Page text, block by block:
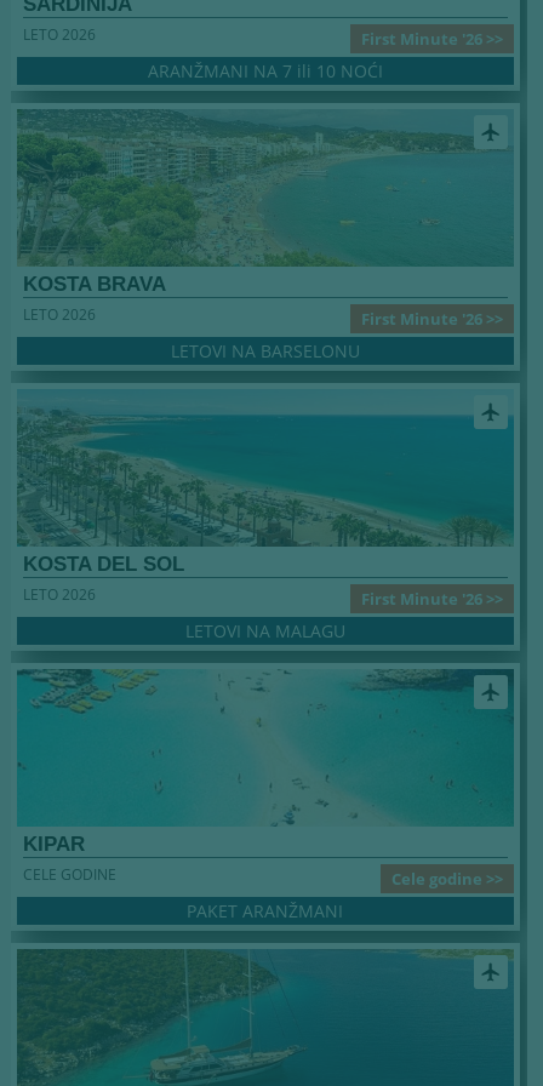
First Minute '26 >>
LETO 2026
ARANŽMANI NA 7 ili 10 NOĆI
airplanemode_active
KOSTA BRAVA
First Minute '26 >>
LETO 2026
LETOVI NA BARSELONU
airplanemode_active
KOSTA DEL SOL
First Minute '26 >>
LETO 2026
LETOVI NA MALAGU
airplanemode_active
KIPAR
Cele godine >>
CELE GODINE
PAKET ARANŽMANI
airplanemode_active